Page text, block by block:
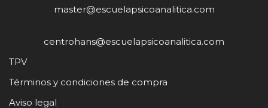
master@escuelapsicoanalitica.com
centrohans@escuelapsicoanalitica.com
TPV
Términos y condiciones de compra
Aviso legal